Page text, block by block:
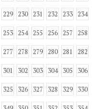
229 230 231 232 233 234
253 254 255 256 257 258
277 278 279 280 281 282
301 302 303 304 305 306
325 326 327 328 329 330